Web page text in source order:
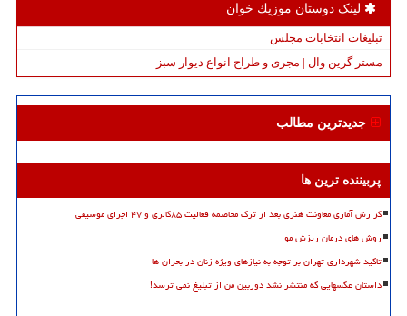
لینک دوستان موزیك خوان
تبلیغات انتخابات مجلس
مستر گرین وال | مجری و طراح انواع دیوار سبز
جدیدترین مطالب
پربیننده ترین ها
گزارش آماری معاونت هنری بعد از ترک مخاصمه فعالیت ۸۵گالری و ۴۷ اجرای موسیقی
روش های درمان ریزش مو
تاکید شهرداری تهران بر توجه به نیازهای ویژه زنان در بحران ها
داستان عکسهایی که منتشر نشد دوربین من از تبلیغ نمی ترسد!